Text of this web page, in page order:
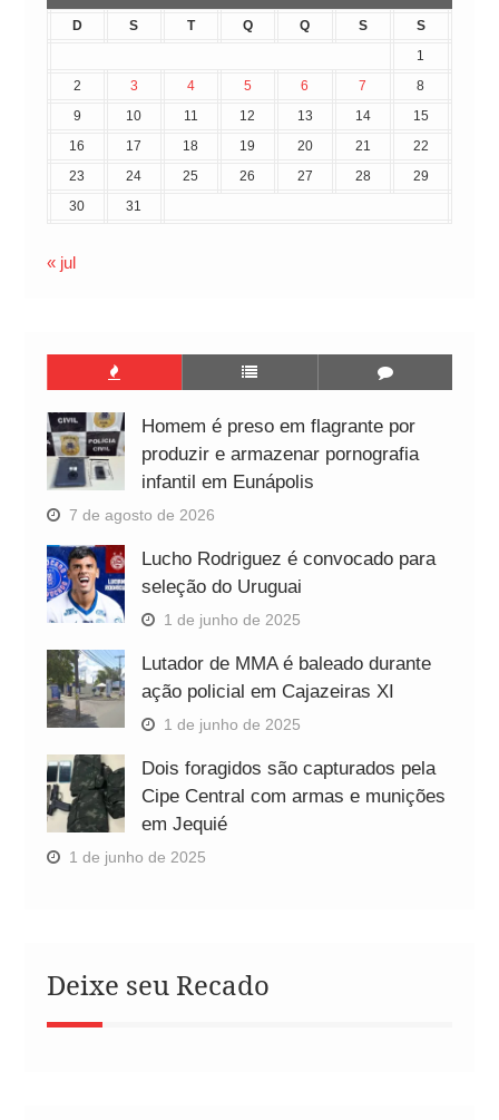
D S T Q Q S
S
1
2
3 4 5 6 7
8
9
10 11 12 13 14
15
16
17 18 19 20 21
22
23
24 25 26 27 28
29
30
31
« jul
Homem é preso em flagrante por
produzir e armazenar pornografia
infantil em Eunápolis
7 de agosto de 2026
Lucho Rodriguez é convocado para
seleção do Uruguai
1 de junho de 2025
Lutador de MMA é baleado durante
ação policial em Cajazeiras XI
1 de junho de 2025
Dois foragidos são capturados pela
Cipe Central com armas e munições
em Jequié
1 de junho de 2025
Deixe seu Recado